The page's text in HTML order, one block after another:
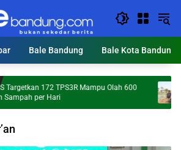
Bale Bandung Bale Kota Bandung
172 TPS3R Mampu Olah 600
per Hari